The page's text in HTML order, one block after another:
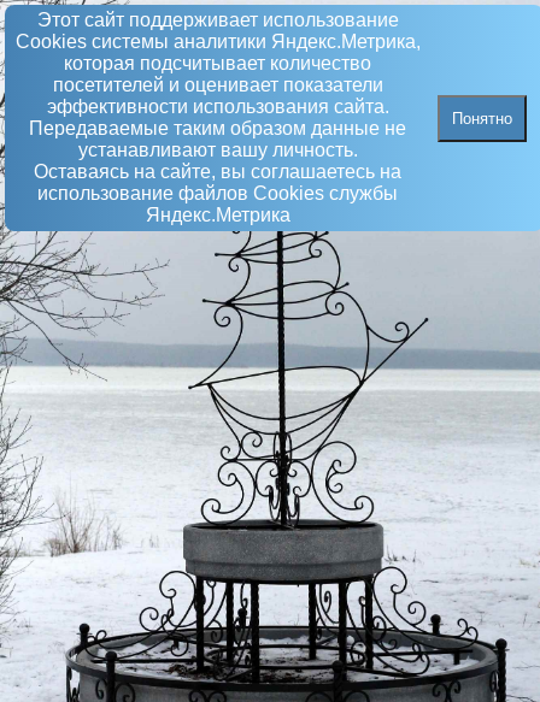
Этот сайт поддерживает использование
Сookies системы аналитики Яндекс.Метрика,
которая подсчитывает количество
посетителей и оценивает показатели
эффективности использования сайта.
Передаваемые таким образом данные не
устанавливают вашу личность.
Оставаясь на сайте, вы соглашаетесь на
использование файлов Сookies службы
Яндекс.Метрика
Понятно